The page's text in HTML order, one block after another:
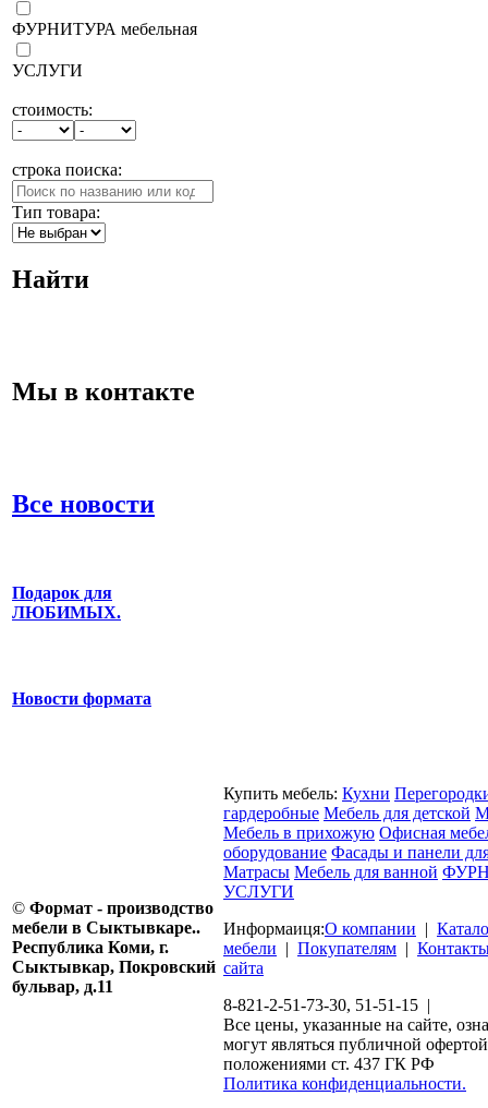
ФУРНИТУРА мебельная
УСЛУГИ
стоимость:
строка поиска:
Тип товара:
Найти
Мы в контакте
Все новости
Подарок для
ЛЮБИМЫХ.
Новости формата
© Формат - производство
мебели в Сыктывкаре..
Республика Коми, г.
Сыктывкар, Покровский
бульвар, д.11
Купить мебель: Кухни
гардеробные Мебель для детской
Мебель в прихожую Офисная
оборудование Фасады и панели
Матрасы Мебель для ванной
УСЛУГИ
Информаиця:О компании |
мебели | Покупателям |
сайта
8-821-2-51-73-30, 51-51-15 |
Все цены, указанные на сайте,
могут являться публичной
положениями ст. 437 ГК РФ
Политика конфиденциальности.